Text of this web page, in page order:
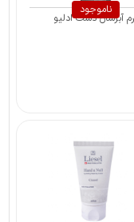
ناموجود
آبرسان دست ادلیو